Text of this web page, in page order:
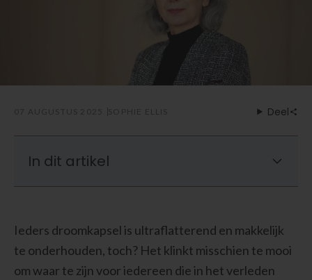
Deel
In dit artikel
Voor Fijn Haar
Conclusie - Onderhoudsarme Lob Kapsels
Voor Fijn Haar
Ieders droomkapsel is ultraflatterend en makkelijk
te onderhouden, toch? Het klinkt misschien te mooi
om waar te zijn voor iedereen die in het verleden